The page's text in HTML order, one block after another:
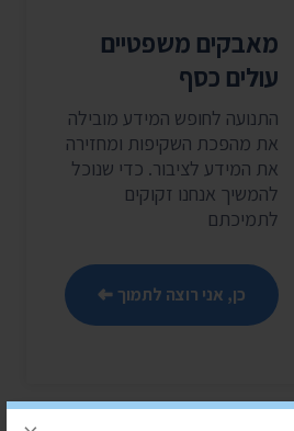
מאבקים משפטיים
עולים כסף
התנועה לחופש המידע מובילה
את מהפכת השקיפות ומחזירה
את המידע לציבור. כדי שנוכל
להמשיך אנחנו זקוקים
לתמיכתם
כן, אני רוצה לתמוך